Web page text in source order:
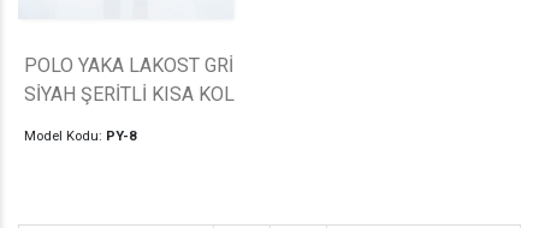
POLO YAKA LAKOST GRİ
SİYAH ŞERİTLİ KISA KOL
Model Kodu: PY-8